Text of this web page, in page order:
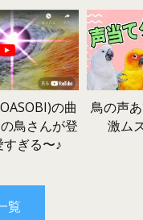
の曲
鳥さんが登
ぎる〜♪
鳥の声
激ム
覧